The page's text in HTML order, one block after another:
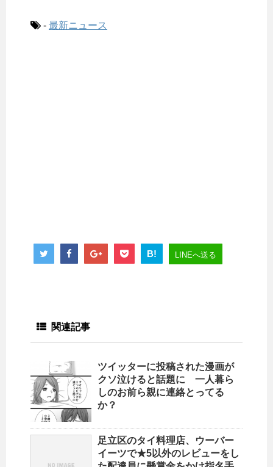
- 最新ニュース
B! LINEへ送る
関連記事
ツイッターに投稿された漫画が
クソ泣けると話題に 一人暮ら
しのお前ら親に連絡とってる
か？
足立区のタイ料理店、ウーバー
イーツで★5以外のレビューをし